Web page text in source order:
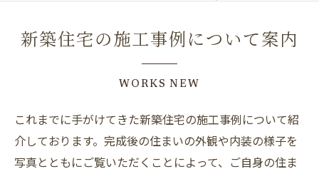
新築住宅の施工事例について案内
WORKS NEW
これまでに手がけてきた新築住宅の施工事例について紹
介しております。完成後の住まいの外観や内装の様子を
写真とともにご覧いただくことによって、ご自身の住ま